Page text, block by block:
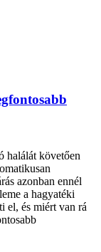
halálát követően
azonban ennél
a hagyatéki
el, és miért van rá